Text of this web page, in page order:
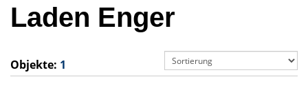
Laden Enger
Objekte: 1